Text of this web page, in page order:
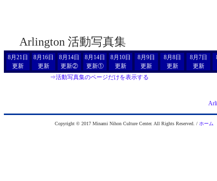
Arlington 活動写真集
8月21日
更新
8月16日
更新
8月14日
更新②
8月14日
更新①
8月10日
更新
8月9日
更新
8月8日
更新
8月7日
更新
⇒活動写真集のページだけを表示する
Copyright © 2017 Minami Nihon Culture Center. All Rights Reserved. / ホーム